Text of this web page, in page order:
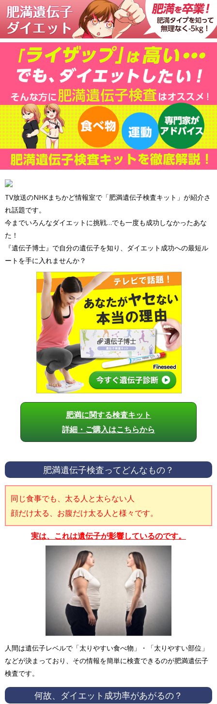
TV放送のNHKまちかど情報室で「肥満遺伝子検査キット」が紹介さ
れ話題です。
今までいろんなダイエットに挑戦…でも一度も成功しなかったあな
た！
『遺伝子博士』で自分の遺伝子を知り、ダイエット成功への最短ル
ートを手に入れませんか？
肥満に関する検査キット
詳細・ご購入はこちらから
肥満遺伝子検査ってどんなもの？
同じ食事でも、太る人と太らない人
顔だけ太る、お腹だけ太る人と様々です。
実は、これは遺伝子が影響しているのです。
人間は遺伝子レベルで「太りやすい食べ物」・「太りやすい部位」
などが決まっており、その情報を簡単に検査できるのが肥満遺伝子
検査です。
何故、ダイエット成功率があがるの？